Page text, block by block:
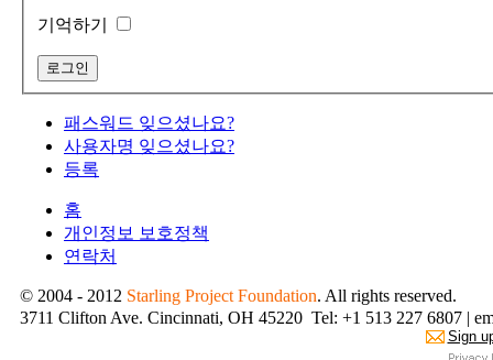
기억하기
패스워드 잊으셨나요?
사용자명 잊으셨나요?
등록
홈
개인정보 보호정책
연락처
© 2004 - 2012 Starling Project Foundation. All rights reserved.
3711 Clifton Ave. Cincinnati, OH 45220 Tel: +1 513 227 6807 |
Sign